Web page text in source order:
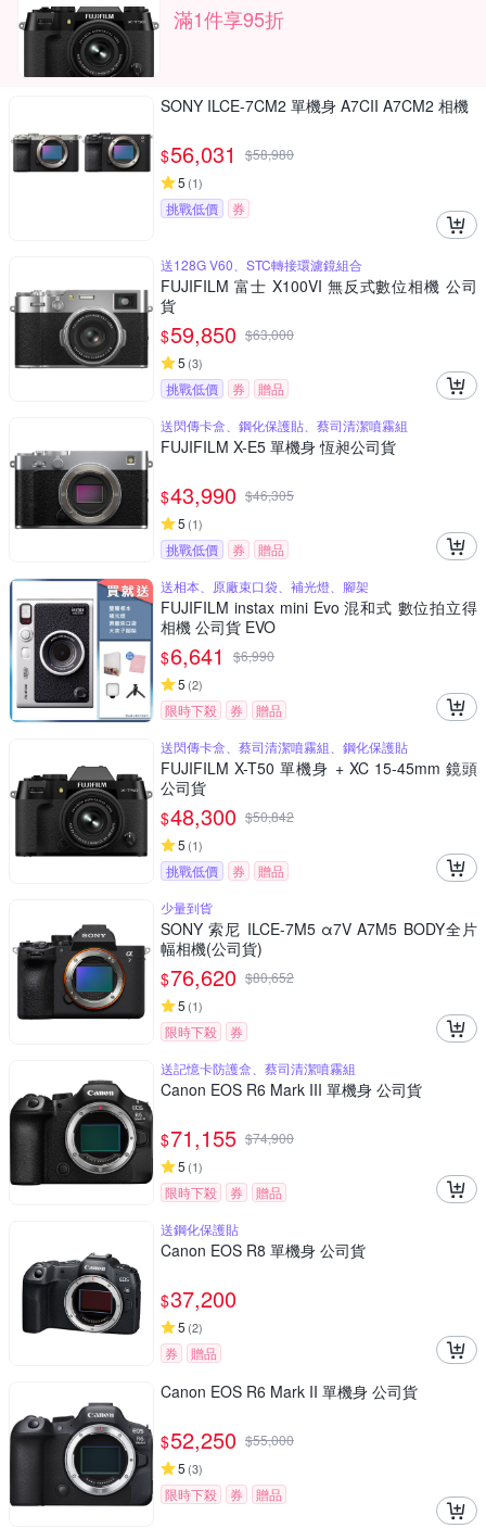
滿1件享95折
SONY ILCE-7CM2 單機身 A7CII A7CM2 相機
$56,031 $58,980
5 (1)
挑戰低價 券
送128G V60、STC轉接環濾鏡組合
FUJIFILM 富士 X100VI 無反式數位相機 公司
貨
$59,850 $63,000
5 (3)
挑戰低價 券
贈品
送閃傳卡盒、鋼化保護貼、蔡司清潔噴霧組
FUJIFILM X-E5 單機身 恆昶公司貨
$43,990 $46,305
5 (1)
挑戰低價 券
贈品
送相本、原廠束口袋、補光燈、腳架
FUJIFILM instax mini Evo 混和式 數位拍立得
相機 公司貨 EVO
$6,641 $6,990
5 (2)
限時下殺 券
贈品
送閃傳卡盒、蔡司清潔噴霧組、鋼化保護貼
FUJIFILM X-T50 單機身 + XC 15-45mm 鏡頭
公司貨
$48,300 $50,842
5 (1)
挑戰低價 券
贈品
少量到貨
SONY 索尼 ILCE-7M5 α7V A7M5 BODY全片
幅相機(公司貨)
$76,620 $80,652
5 (1)
限時下殺
券
送記憶卡防護盒、蔡司清潔噴霧組
Canon EOS R6 Mark III 單機身 公司貨
$71,155 $74,900
5 (1)
限時下殺 券
贈品
送鋼化保護貼
Canon EOS R8 單機身 公司貨
$37,200
5 (2)
券 贈品
Canon EOS R6 Mark II 單機身 公司貨
$52,250 $55,000
5 (3)
限時下殺 券 贈品